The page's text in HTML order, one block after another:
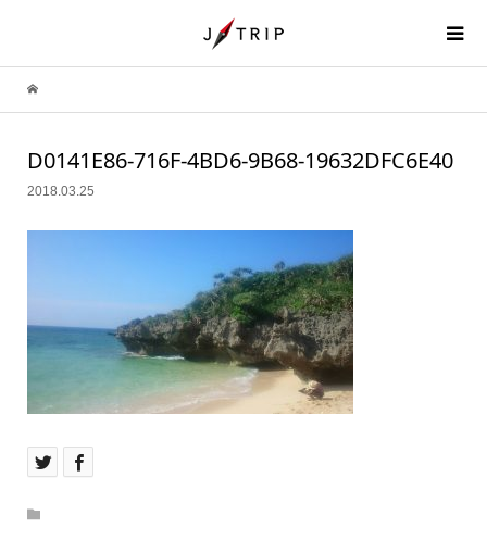
D0141E86-716F-4BD6-9B68-19632DFC6E40
2018.03.25